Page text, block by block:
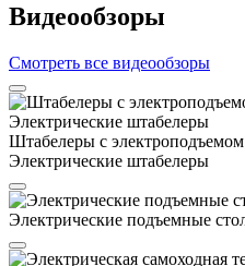
Видеообзоры
Смотреть все видеообзоры
Штабелеры с
Электрические штабелеры
Электрические подъемные